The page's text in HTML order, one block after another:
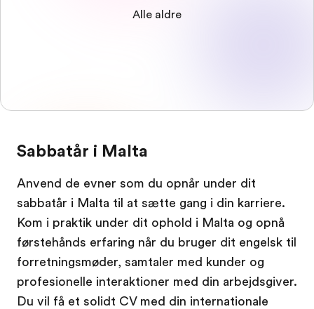
Alle aldre
Sabbatår i Malta
Anvend de evner som du opnår under dit
sabbatår i Malta til at sætte gang i din karriere.
Kom i praktik under dit ophold i Malta og opnå
førstehånds erfaring når du bruger dit engelsk til
forretningsmøder, samtaler med kunder og
profesionelle interaktioner med din arbejdsgiver.
Du vil få et solidt CV med din internationale